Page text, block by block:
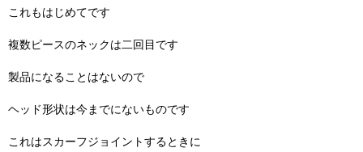
これもはじめてです
複数ピースのネックは二回目です
製品になることはないので
ヘッド形状は今までにないものです
これはスカーフジョイントするときに